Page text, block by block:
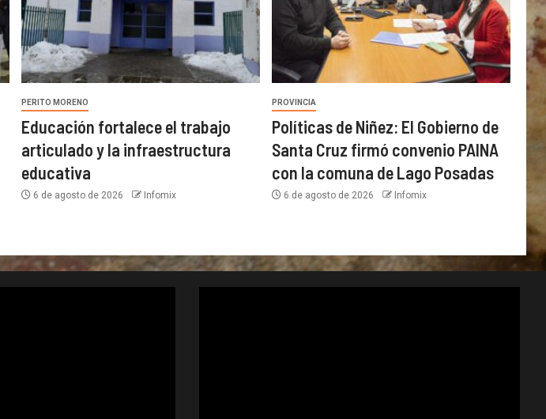
PERITO MORENO
Educación fortalece el trabajo
articulado y la infraestructura
educativa
6 de agosto de 2026 Infomix
PROVINCIA
Políticas de Niñez: El Gobierno de
Santa Cruz firmó convenio PAINA
con la comuna de Lago Posadas
6 de agosto de 2026 Infomix